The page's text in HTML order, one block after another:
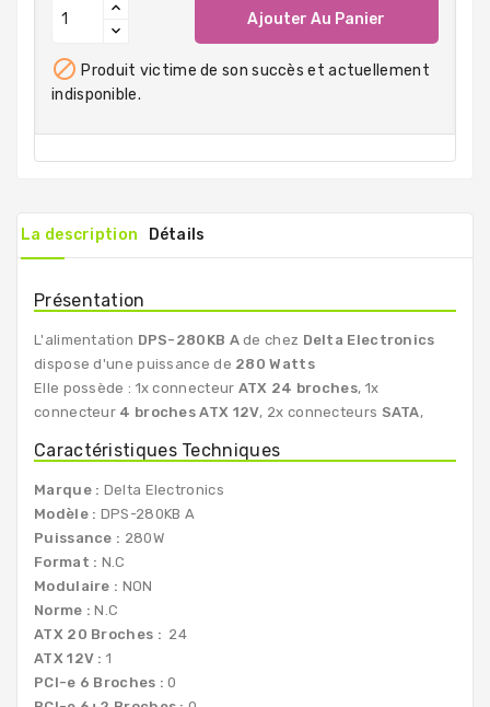
Ajouter Au Panier
 Produit victime de son succès et actuellement
indisponible.
La description Détails
Présentation
L'alimentation DPS-280KB Ade chez Delta Electronics
dispose d'une puissance de 280 Watts
Elle possède : 1x connecteur ATX 24 broches, 1x
connecteur 4 broches ATX 12V, 2x connecteurs SATA,
Caractéristiques Techniques
Marque : Delta Electronics
Modèle : DPS-280KB A
Puissance : 280W
Format : N.C
Modulaire : NON
Norme :N.C
ATX 20 Broches : 24
ATX 12V : 1
PCI-e 6 Broches :0